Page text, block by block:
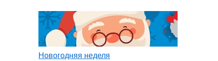
Новогодняя неделя